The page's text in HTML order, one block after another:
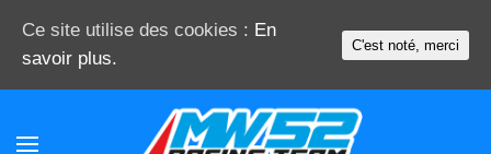
Ce site utilise des cookies : En
savoir plus.
C'est noté, merci